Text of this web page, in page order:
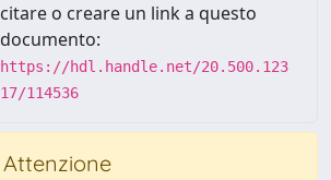
citare o creare un link a questo
documento:
https://hdl.handle.net/20.500.123
17/114536
Attenzione